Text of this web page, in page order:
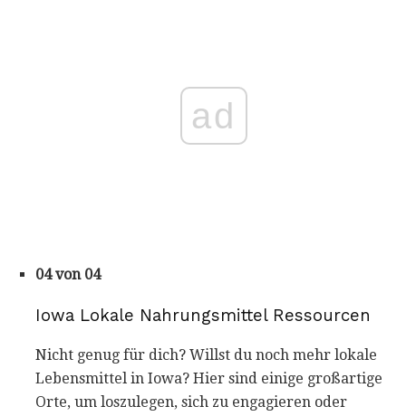
ad
04 von 04
Iowa Lokale Nahrungsmittel Ressourcen
Nicht genug für dich? Willst du noch mehr lokale
Lebensmittel in Iowa? Hier sind einige großartige
Orte, um loszulegen, sich zu engagieren oder